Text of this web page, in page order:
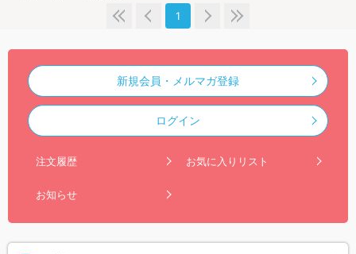
1
新規会員・メルマガ登録
ログイン
注文履歴 お気に入りリスト
お知らせ